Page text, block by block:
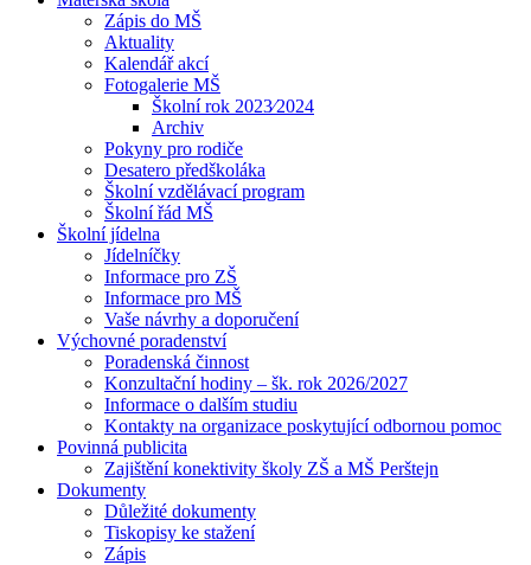
Zápis do MŠ
Aktuality
Kalendář akcí
Fotogalerie MŠ
Školní rok 2023⁄2024
Archiv
Pokyny pro rodiče
Desatero předškoláka
Školní vzdělávací program
Školní řád MŠ
Školní jídelna
Jídelníčky
Informace pro ZŠ
Informace pro MŠ
Vaše návrhy a doporučení
Výchovné poradenství
Poradenská činnost
Konzultační hodiny – šk. rok 2026/2027
Informace o dalším studiu
Kontakty na organizace poskytující odbornou pomoc
Povinná publicita
Zajištění konektivity školy ZŠ a MŠ Perštejn
Dokumenty
Důležité dokumenty
Tiskopisy ke stažení
Zápis